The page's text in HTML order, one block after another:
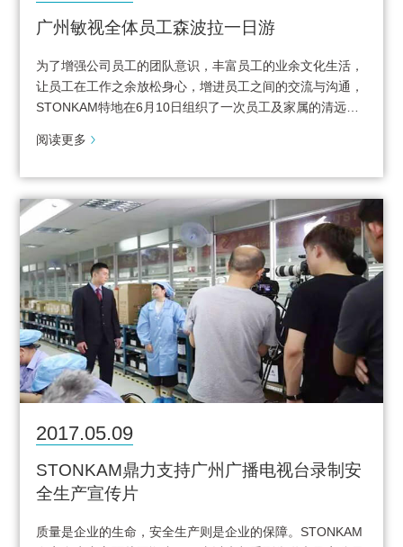
广州敏视全体员工森波拉一日游
为了增强公司员工的团队意识，丰富员工的业余文化生活，
让员工在工作之余放松身心，增进员工之间的交流与沟通，
STONKAM特地在6月10日组织了一次员工及家属的清远…
阅读更多
2017.05.09
STONKAM鼎力支持广州广播电视台录制安
全生产宣传片
质量是企业的生命，安全生产则是企业的保障。STONKAM